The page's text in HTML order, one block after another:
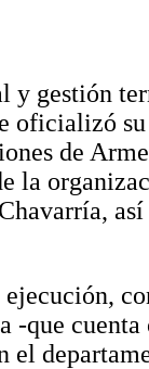
gestión
oficializó
de
la
-que
el